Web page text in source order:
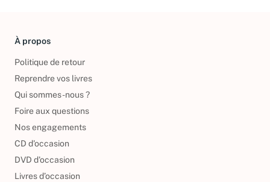
À propos
Politique de retour
Reprendre vos livres
Qui sommes-nous ?
Foire aux questions
Nos engagements
CD d'occasion
DVD d'occasion
Livres d’occasion